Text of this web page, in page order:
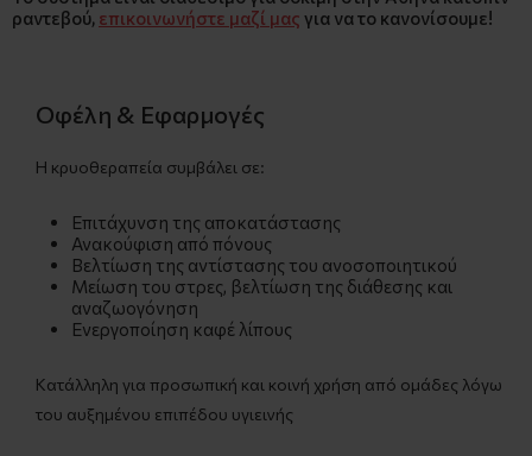
ραντεβού, επικοινωνήστε μαζί μας για να το κανονίσουμε!
Οφέλη & Εφαρμογές
Η κρυοθεραπεία συμβάλει σε:
Επιτάχυνση της αποκατάστασης
Ανακούφιση από πόνους
Βελτίωση της αντίστασης του ανοσοποιητικού
Μείωση του στρες, βελτίωση της διάθεσης και
αναζωογόνηση
Ενεργοποίηση καφέ λίπους
Κατάλληλη για προσωπική και κοινή χρήση από ομάδες λόγω
του αυξημένου επιπέδου υγιεινής